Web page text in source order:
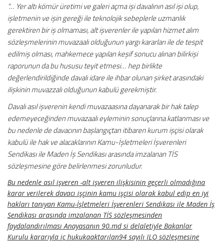
“… Yer altı kömür üretimi ve galeri açma işi davalının asıl işi olup,
işletmenin ve işin gereği ile teknolojik sebeplerle uzmanlık
gerektiren bir iş olmaması, alt işverenler ile yapılan hizmet alım
sözleşmelerinin muvazaalı olduğunun yargı kararları ile de tespit
edilmiş olması, mahkemece yapılan keşif sonucu alınan bilirkişi
raporunun da bu hususu teyit etmesi… hep birlikte
değerlendirildiğinde davalı idare ile ihbar olunan şirket arasındaki
ilişkinin muvazzalı olduğunun kabulü gerekmiştir.
Davalı asıl işverenin kendi muvazaasına dayanarak bir hak talep
edemeyeceğinden muvazaalı eyleminin sonuçlarına katlanması ve
bu nedenle de davacının başlangıçtan itibaren kurum işçisi olarak
kabulü ile hak ve alacaklarının Kamu-İşletmeleri İşverenleri
Sendikası ile Maden İş Sendikası arasında imzalanan TİS
sözleşmesine göre belirlenmesi zorunludur.
Bu nedenle asıl işveren -alt işveren ilişkisinin geçerli olmadığına
karar verilerek davacı işçinin kamu işçisi olarak kabul edip en iyi
hakları tanıyan Kamu-İşletmeleri İşverenleri Sendikası ile Maden İş
Sendikası arasında imzalanan TİS sözleşmesinden
faydalandırılması Anayasanın 90.md si delaletiyle Bakanlar
Kurulu kararıyla iç hukukaaktarılan94 sayılı ILO sözleşmesine